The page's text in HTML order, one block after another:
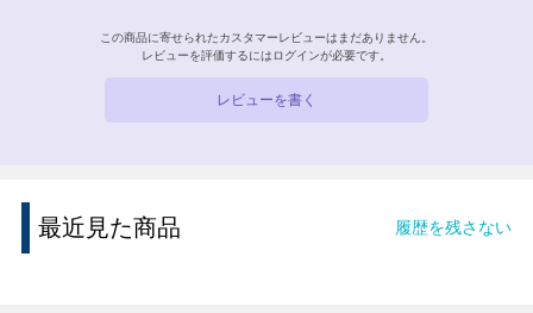
この商品に寄せられたカスタマーレビューはまだありません。
レビューを評価するには ログインが必要です。
レビューを書く
最近見た商品 履歴を残さない